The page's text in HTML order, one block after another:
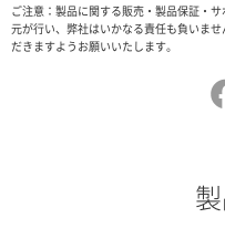
ご注意：製品に関する販売・製品保証・
元が行い、弊社はいかなる責任も負いま
だきますようお願いいたします。